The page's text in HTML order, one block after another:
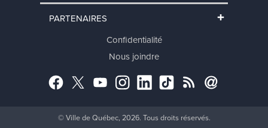
PARTENAIRES
Confidentialité
Nous joindre
Facebook
TwitterYouTubeInstagram
LinkedInTikTokRSS Abonnement
© Ville de Québec, 2026. Tous droits réservés.